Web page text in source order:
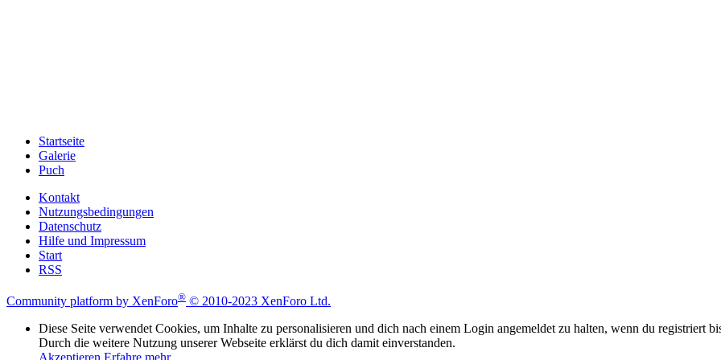
Startseite
Galerie
Puch
Kontakt
Nutzungsbedingungen
Datenschutz
Hilfe und Impressum
Start
RSS
Community platform by XenForo® © 2010-2023 XenForo Ltd.
Diese Seite verwendet Cookies, um Inhalte zu personalisieren und dich nach einem Login angemeldet zu halten, wenn du registriert
Durch die weitere Nutzung unserer Webseite erklärst du dich damit einverstanden.
Akzeptieren Erfahre mehr…